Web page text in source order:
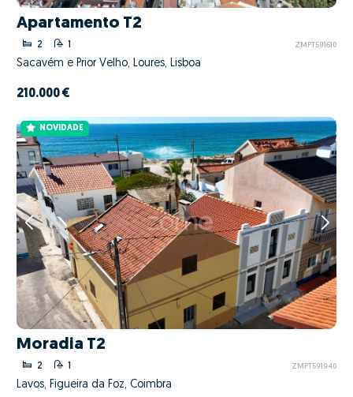
Apartamento T2
2 1 ZMPT591610
Sacavém e Prior Velho, Loures, Lisboa
210.000 €
NOVIDADE
Moradia T2
2 1 ZMPT591940
Lavos, Figueira da Foz, Coimbra